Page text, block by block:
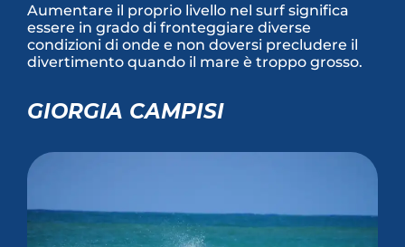
Aumentare il proprio livello nel surf significa
essere in grado di fronteggiare diverse
condizioni di onde e non doversi precludere il
divertimento quando il mare è troppo grosso.
GIORGIA CAMPISI